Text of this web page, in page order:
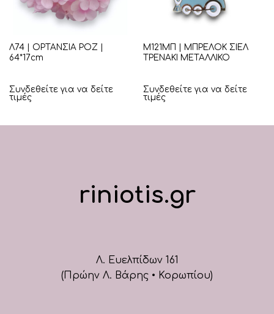
Λ74 | ΟΡΤΑΝΣΙΑ ΡΟΖ |
64*17cm
Συνδεθείτε για να δείτε
τιμές
Μ121ΜΠ | ΜΠΡΕΛΟΚ ΣΙΕΛ
ΤΡΕΝΑΚΙ ΜΕΤΑΛΛΙΚΟ
Συνδεθείτε για να δείτε
τιμές
riniotis.gr
Λ. Ευελπίδων 161
(Πρώην Λ. Βάρης • Κορωπίου)